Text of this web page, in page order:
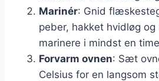
Marinér: Gnid
peber, hakket hvidløg
marinere i mindst en
Forvarm ovnen: Sæt
Celsius for en langsom